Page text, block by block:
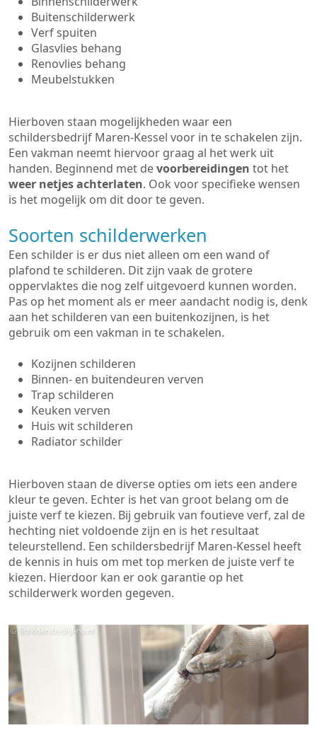
Buitenschilderwerk
Verf spuiten
Glasvlies behang
Renovlies behang
Meubelstukken
Hierboven staan mogelijkheden waar een
schildersbedrijf Maren-Kessel voor in te schakelen zijn.
Een vakman neemt hiervoor graag al het werk uit
handen. Beginnend met devoorbereidingen tot het
weer netjes achterlaten. Ook voor specifieke wensen
is het mogelijk om dit door te geven.
Soorten schilderwerken
Een schilder is er dus niet alleen om een wand of
plafond te schilderen. Dit zijn vaak de grotere
oppervlaktes die nog zelf uitgevoerd kunnen worden.
Pas op het moment als er meer aandacht nodig is, denk
aan het schilderen van een buitenkozijnen, is het
gebruik om een vakman in te schakelen.
Kozijnen schilderen
Binnen- en buitendeuren verven
Trap schilderen
Keuken verven
Huis wit schilderen
Radiator schilder
Hierboven staan de diverse opties om iets een andere
kleur te geven. Echter is het van groot belang om de
juiste verf te kiezen. Bij gebruik van foutieve verf, zal de
hechting niet voldoende zijn en is het resultaat
teleurstellend. Een schildersbedrijf Maren-Kessel heeft
de kennis in huis om met top merken de juiste verf te
kiezen. Hierdoor kan er ook garantie op het
schilderwerk worden gegeven.